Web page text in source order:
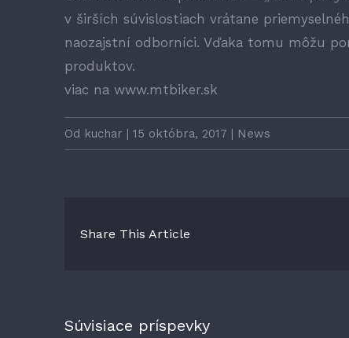
v širších súvislostiach vrátane
naozajstní odborníci. Vďaka tomu môžu
produktov.
viac na www.mtbiker.sk
Od kuchar | 15 októbra, 2017 | News
Share This Article
Súvisiace príspevky